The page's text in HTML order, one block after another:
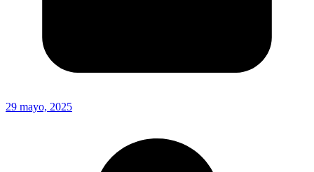
29 mayo, 2025